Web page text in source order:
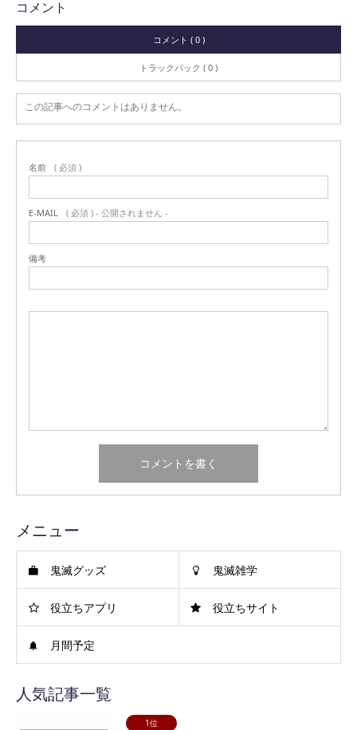
コメント
コメント ( 0 )
トラックバック ( 0 )
この記事へのコメントはありません。
名前 ( 必須 )
E-MAIL ( 必須 ) - 公開されません -
備考
メニュー
鬼滅グッズ 鬼滅雑学
役立ちアプリ 役立ちサイト
月間予定
人気記事一覧
1位